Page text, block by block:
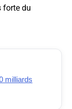
forte du
milliards